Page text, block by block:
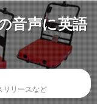
音声に英語
リリースなど